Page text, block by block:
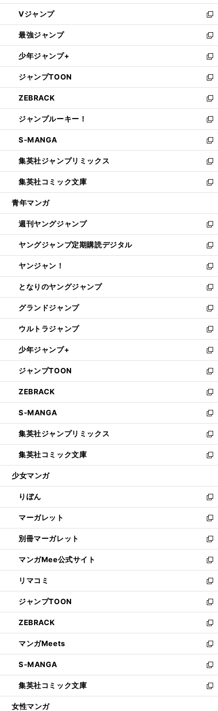
ウ
ィ
ン
ド
ウ
で
開
く
し
い
ウ
ィ
ン
ド
ウ
で
開
く
Vジャンプ
新
し
い
ウ
ィ
ン
ド
ウ
で
開
く
最強ジャンプ
新
し
い
ウ
ィ
ン
ド
ウ
で
開
く
少年ジャンプ+
新
し
い
ウ
ィ
ン
ド
ウ
で
開
く
ジャンプTOON
新
し
い
ウ
ィ
ン
ド
ウ
で
開
く
ZEBRACK
新
し
い
ウ
ィ
ン
ド
ウ
で
開
ジャンプルーキー！
新
し
い
ウ
ィ
ン
ド
ウ
開
く
S-MANGA
新
し
い
ウ
ィ
ン
ウ
で
開
く
集英社ジャンプリミックス
新
し
い
ウ
ン
ド
ウ
で
開
く
集英社コミック文庫
新
し
ウ
ィ
ン
ド
ウ
で
開
く
青年マンガ
週刊ヤングジャンプ
新
し
い
ウ
ィ
ン
ド
ウ
で
開
く
ヤングジャンプ定期購読デジタル
新
し
い
ウ
ィ
ン
ド
ウ
で
開
く
ヤンジャン！
新
し
い
ウ
ィ
ン
ド
ウ
で
開
く
となりのヤングジャンプ
新
し
い
ウ
ィ
ン
ド
ウ
で
開
く
グランドジャンプ
新
し
い
ウ
ィ
ン
ド
ウ
で
開
く
ウルトラジャンプ
新
し
い
ウ
ィ
ン
ド
ウ
で
開
く
少年ジャンプ+
新
し
い
ウ
ィ
ン
ド
ウ
で
開
く
ジャンプTOON
新
し
い
ウ
ィ
ン
ド
ウ
で
開
ZEBRACK
新
し
い
ウ
ィ
ン
ド
ウ
開
く
S-MANGA
新
し
い
ウ
ィ
ン
ウ
で
開
く
集英社ジャンプリミックス
新
し
い
ウ
ン
ド
ウ
で
開
く
集英社コミック文庫
新
し
ウ
ィ
ン
ド
ウ
で
開
く
少女マンガ
りぼん
新
し
い
ウ
ィ
ン
ド
ウ
で
開
く
マーガレット
新
し
い
ウ
ィ
ン
ド
ウ
で
開
く
別冊マーガレット
新
し
い
ウ
ィ
ン
ド
ウ
で
開
く
マンガMee公式サイト
新
し
い
ウ
ィ
ン
ド
ウ
で
開
く
リマコミ
新
し
い
ウ
ィ
ン
ド
ウ
で
開
く
ジャンプTOON
新
し
い
ウ
ィ
ン
ド
ウ
で
開
ZEBRACK
新
し
い
ウ
ィ
ン
ド
ウ
マンガMeets
新
し
い
ウ
ィ
ン
S-MANGA
新
し
い
ウ
集英社コミック文庫
新
し
女性マンガ